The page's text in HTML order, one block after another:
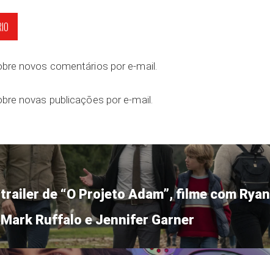
novos comentários por e-mail.
novas publicações por e-mail.
de “O Projeto Adam”, filme com Ryan
Ruffalo e Jennifer Garner